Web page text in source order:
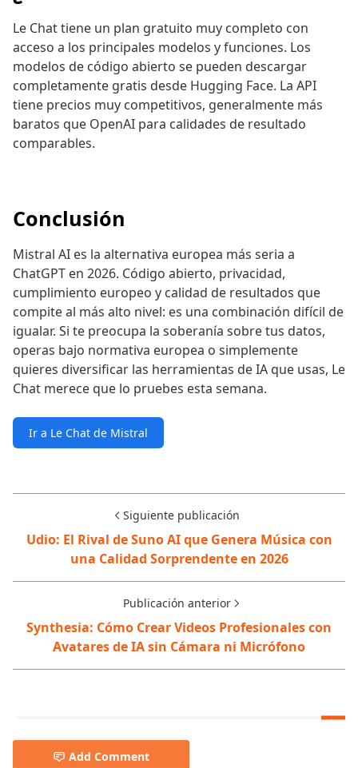
Le Chat tiene un plan gratuito muy completo con
acceso a los principales modelos y funciones. Los
modelos de código abierto se pueden descargar
completamente gratis desde Hugging Face. La API
tiene precios muy competitivos, generalmente más
baratos que OpenAI para calidades de resultado
comparables.
Conclusión
Mistral AI es la alternativa europea más seria a
ChatGPT en 2026. Código abierto, privacidad,
cumplimiento europeo y calidad de resultados que
compite al más alto nivel: es una combinación difícil de
igualar. Si te preocupa la soberanía sobre tus datos,
operas bajo normativa europea o simplemente
quieres diversificar las herramientas de IA que usas, Le
Chat merece que lo pruebes esta semana.
Ir a Le Chat de Mistral
Siguiente publicación
Udio: El Rival de Suno AI que Genera Música con
una Calidad Sorprendente en 2026
Publicación anterior
Synthesia: Cómo Crear Videos Profesionales con
Avatares de IA sin Cámara ni Micrófono
Add Comment